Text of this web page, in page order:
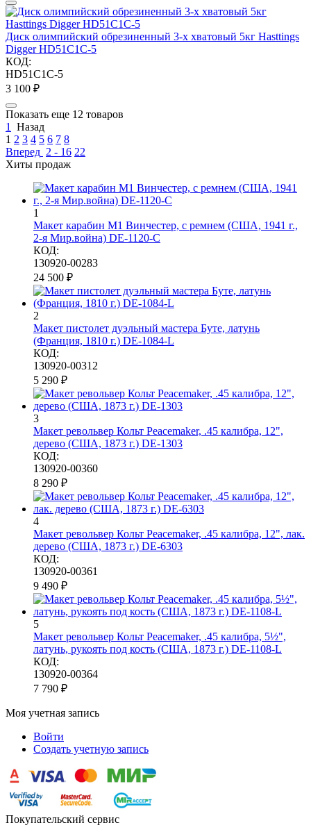
Диск олимпийский обрезиненный 3-х хватовый 5кг Hasttings
Digger HD51C1C-5
КОД:
HD51C1C-5
3 100 ₽
Показать еще 12 товаров
1
Назад
1 2 3 4 5 6 7 8
Вперед 2 - 16 22
Хиты продаж
1
Макет карабин М1 Винчестер, с ремнем (США, 1941 г.,
2-я Мир.война) DE-1120-C
КОД:
130920-00283
24 500 ₽
2
Макет пистолет дуэльный мастера Буте, латунь
(Франция, 1810 г.) DE-1084-L
КОД:
130920-00312
5 290 ₽
3
Макет револьвер Кольт Peacemaker, .45 калибра, 12",
дерево (США, 1873 г.) DE-1303
КОД:
130920-00360
8 290 ₽
4
Макет револьвер Кольт Peacemaker, .45 калибра, 12", лак.
дерево (США, 1873 г.) DE-6303
КОД:
130920-00361
9 490 ₽
5
Макет револьвер Кольт Peacemaker, .45 калибра, 5½",
латунь, рукоять под кость (США, 1873 г.) DE-1108-L
КОД:
130920-00364
7 790 ₽
Моя учетная запись
Войти
Создать учетную запись
Покупательский сервис